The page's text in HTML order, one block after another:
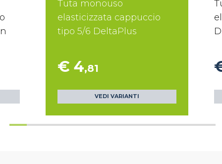
Tuta monouso
elasticizzata cappuccio
tipo 5/6 DeltaPlus
€ 4,81
VEDI VARIANTI